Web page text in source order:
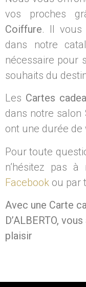
vos proches
Coiffure. Il vous
dans notre
nécessaire pour
souhaits du
Les Cartes
dans notre salon
ont une durée de
Pour toute
n’hésitez pas
Facebook ou par
Avec une Carte
D’ALBERTO,
plaisir